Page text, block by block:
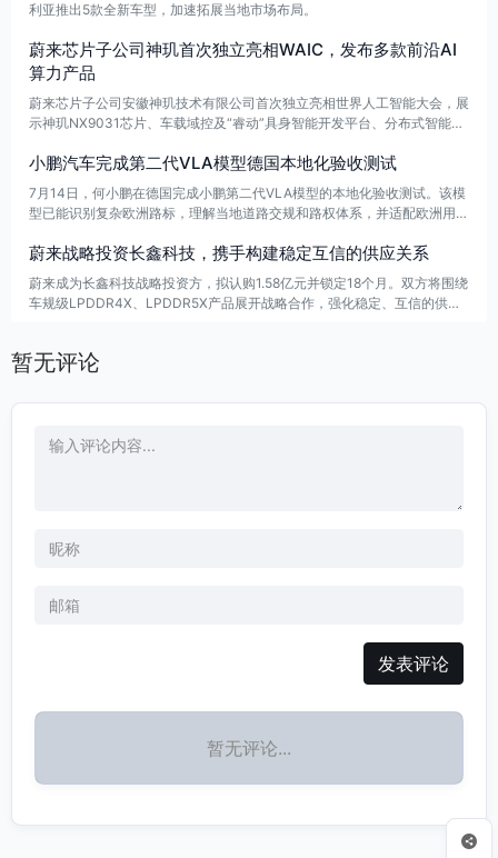
利亚推出5款全新车型，加速拓展当地市场布局。
蔚来芯片子公司神玑首次独立亮相WAIC，发布多款前沿AI
算力产品
蔚来芯片子公司安徽神玑技术有限公司首次独立亮相世界人工智能大会，展
示神玑NX9031芯片、车载域控及“睿动”具身智能开发平台、分布式智能体
1X、U、C等芯片序列，覆盖智能辅助驾驶、具身智能和Agent推理三大赛
道。
小鹏汽车完成第二代VLA模型德国本地化验收测试
7月14日，何小鹏在德国完成小鹏第二代VLA模型的本地化验收测试。该模
型已能识别复杂欧洲路标，理解当地道路交规和路权体系，并适配欧洲用户
家以“同一套模型”打通中国与欧洲的企业。
蔚来战略投资长鑫科技，携手构建稳定互信的供应关系
蔚来成为长鑫科技战略投资方，拟认购1.58亿元并锁定18个月。双方将围绕
车规级LPDDR4X、LPDDR5X产品展开战略合作，强化稳定、互信的供应
暂无评论
发表评论
暂无评论...